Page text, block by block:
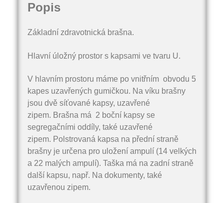
Popis
Základní zdravotnická brašna.
Hlavní úložný prostor s kapsami ve tvaru U.
V hlavním prostoru máme po vnitřním obvodu 5
kapes uzavřených gumičkou. Na víku brašny
jsou dvě síťované kapsy, uzavřené
zipem. Brašna má 2 boční kapsy se
segregačními oddíly, také uzavřené
zipem. Polstrovaná kapsa na přední straně
brašny je určena pro uložení ampulí (14 velkých
a 22 malých ampulí). Taška má na zadní straně
další kapsu, např. Na dokumenty, také
uzavřenou zipem.